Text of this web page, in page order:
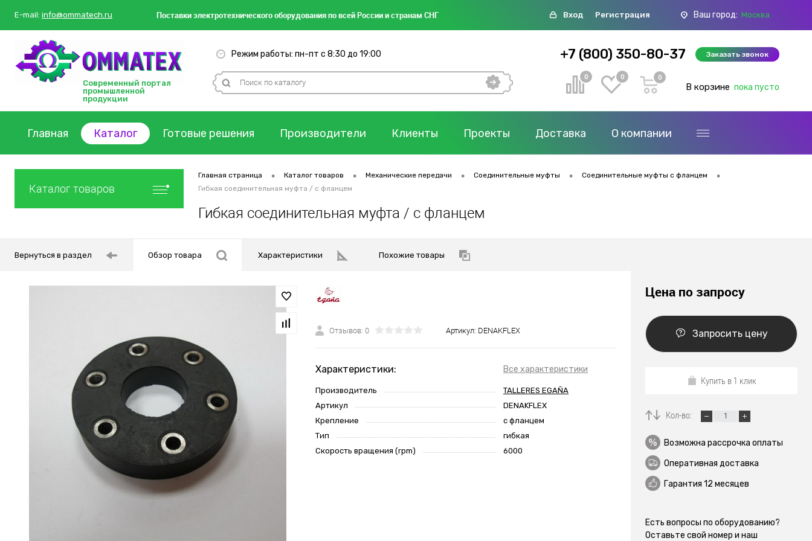
E-mail: info@ommatech.ru Поставкиэлектротехнического оборудования по всей России и странам СНГ Вход Регистрация Ваш город: Москва
Современный портал
промышленной
продукции
Режим работы: пн-пт с 8:30 до 19:00 +7 (800) 350-80-37 Заказать звонок
0 0 0
В корзине пока пусто
Главная Каталог Готовые решения Производители Клиенты Проекты Доставка О компании
Каталог товаров
Главная страница • Каталог товаров • Механические передачи • Соединительные муфты • Соединительные муфты с фланцем •
Гибкая соединительная муфта / с фланцем
Гибкая соединительная муфта / с фланцем
Вернуться в раздел Обзор товара Характеристики Похожие товары
Отзывов: 0 Артикул: DENAKFLEX
Характеристики: Все характеристики
Производитель
TALLERES EGAÑA
Артикул
DENAKFLEX
Крепление
с фланцем
Тип
гибкая
Скорость вращения (rpm)
6000
Цена по запросу
Запросить цену
Купить в 1 клик
Кол-во:
Возможна рассрочка оплаты
Оперативная доставка
Гарантия 12 месяцев
Есть вопросы по оборудованию?
Оставьте свой номер и наш